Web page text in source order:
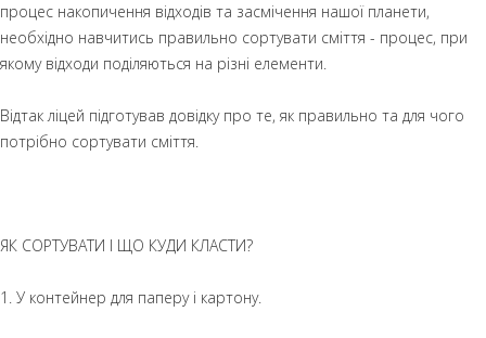
процес накопичення відходів та засмічення нашої планети,
необхідно навчитись правильно сортувати сміття - процес, при
якому відходи поділяються на різні елементи.
Відтак ліцей підготував довідку про те, як правильно та для чого
потрібно сортувати сміття.
ЯК СОРТУВАТИ І ЩО КУДИ КЛАСТИ?
1. У контейнер для паперу і картону.